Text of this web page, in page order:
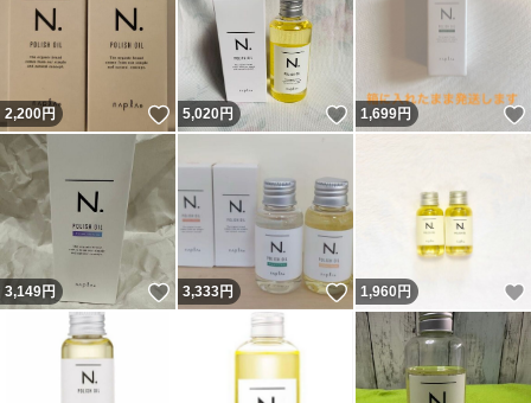
2,200円 いいね！
5,020円 いいね！
1,699円
3,149円 いいね！
3,333円 いいね！
1,960 円